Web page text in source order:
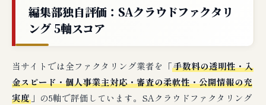
編集部独自評価：SAクラウドファクタリ
ング 5軸スコア
当サイトでは全ファクタリング業者を「手数料の透明性・入
金スピード・個人事業主対応・審査の柔軟性・公開情報の充
実度 」の5軸で評価しています。SAクラウドファクタリング